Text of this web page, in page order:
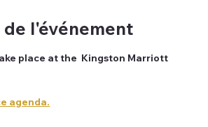
l'événement
place at the  Kingston Marriott
agenda.